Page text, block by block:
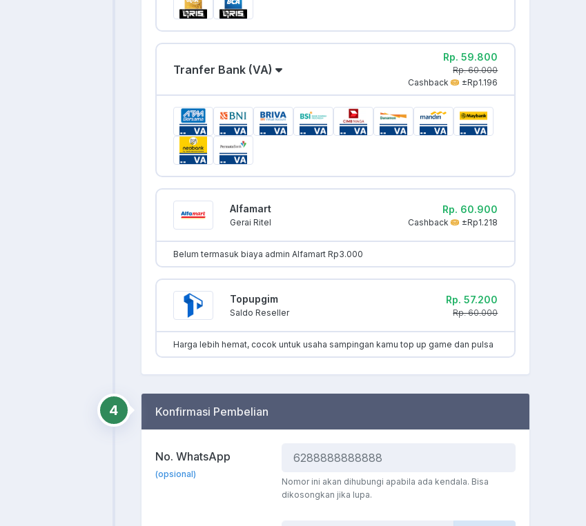
Tranfer Bank (VA)
Rp. 59.800
Rp. 60.000
Cashback
±Rp1.196
Alfamart
Gerai Ritel
Rp. 60.900
Cashback ±Rp1.218
Belum termasuk biaya admin Alfamart Rp3.000
Topupgim
Saldo Reseller
Rp. 57.200
Rp. 60.000
Harga lebih hemat, cocok untuk usaha sampingan kamu top up game dan pulsa
4 Konfirmasi Pembelian
No. WhatsApp
(opsional)
Nomor ini akan dihubungi apabila ada kendala. Bisa
dikosongkan jika lupa.